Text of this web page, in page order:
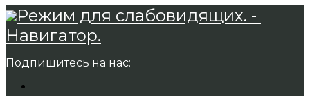
Режим для слабовидящих. -
Навигатор.
Подпишитесь на нас: